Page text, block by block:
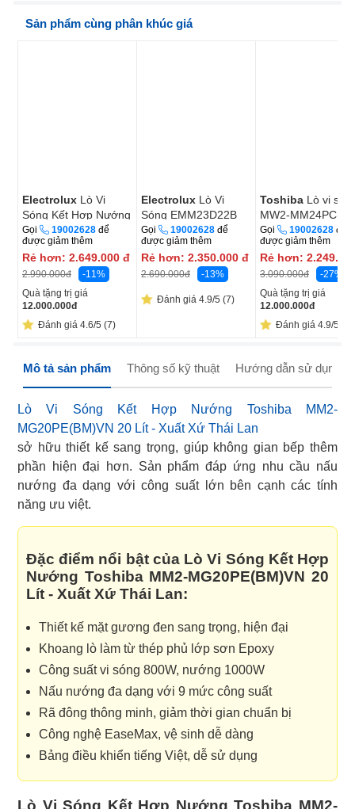
Sản phẩm cùng phân khúc giá
Electrolux Lò Vi
Sóng Kết Hợp Nướng
EMG23D22B 23L
Gọi 19002628 để
được giảm thêm
Rẻ hơn: 2.649.000 đ
2.990.000đ
-11%
Quà tặng trị giá
12.000.000đ
Đánh giá 4.6/5 (7)
Electrolux Lò Vi
Sóng EMM23D22B
23L
Gọi 19002628 để
được giảm thêm
Rẻ hơn: 2.350.000 đ
2.690.000đ -13%
Đánh giá 4.9/5 (7)
Toshiba Lò vi
MW2-
24 lít
Gọi 19002628 để
được giảm thêm
Rẻ hơn:
3.090.000đ
-27%
Quà tặng trị giá
12.000.000đ
Đánh giá 4.9/5
Mô tả sản phẩm Thông số kỹ thuật Hướng dẫn sử dụng
Lò Vi Sóng Kết Hợp Nướng Toshiba MM2-
MG20PE(BM)VN 20 Lít - Xuất Xứ Thái Lan
sở hữu thiết kế sang trọng, giúp không gian bếp thêm
phần hiện đại hơn. Sản phẩm đáp ứng nhu cầu nấu
nướng đa dạng với công suất lớn bên cạnh các tính
năng ưu việt.
Đặc điểm nổi bật của Lò Vi Sóng Kết Hợp
Nướng Toshiba MM2-MG20PE(BM)VN 20
Lít - Xuất Xứ Thái Lan:
Thiết kế mặt gương đen sang trọng, hiện đại
Khoang lò làm từ thép phủ lớp sơn Epoxy
Công suất vi sóng 800W, nướng 1000W
Nấu nướng đa dạng với 9 mức công suất
Rã đông thông minh, giảm thời gian chuẩn bị
Công nghệ EaseMax, vệ sinh dễ dàng
Bảng điều khiển tiếng Việt, dễ sử dụng
Lò Vi Sóng Kết Hợp Nướng Toshiba MM2-